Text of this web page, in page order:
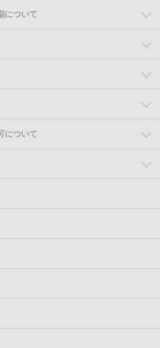
について
について